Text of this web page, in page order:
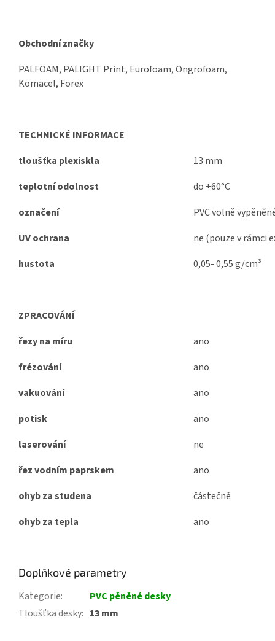
Obchodní značky
PALFOAM, PALIGHT Print, Eurofoam, Ongrofoam,
Komacel, Forex
TECHNICKÉ INFORMACE
tloušťka plexiskla
13 mm
teplotní odolnost
do +60°C
označení
PVC volně
UV ochrana
ne (pouze v rámci
hustota
0,05- 0,55 g/cm³
ZPRACOVÁNÍ
řezy na míru
ano
frézování
ano
vakuování
ano
potisk
ano
laserování
ne
řez vodním paprskem
ano
ohyb za studena
částečně
ohyb za tepla
ano
Doplňkové parametry
Kategorie:
PVC pěněné desky
Tloušťka desky: 13 mm